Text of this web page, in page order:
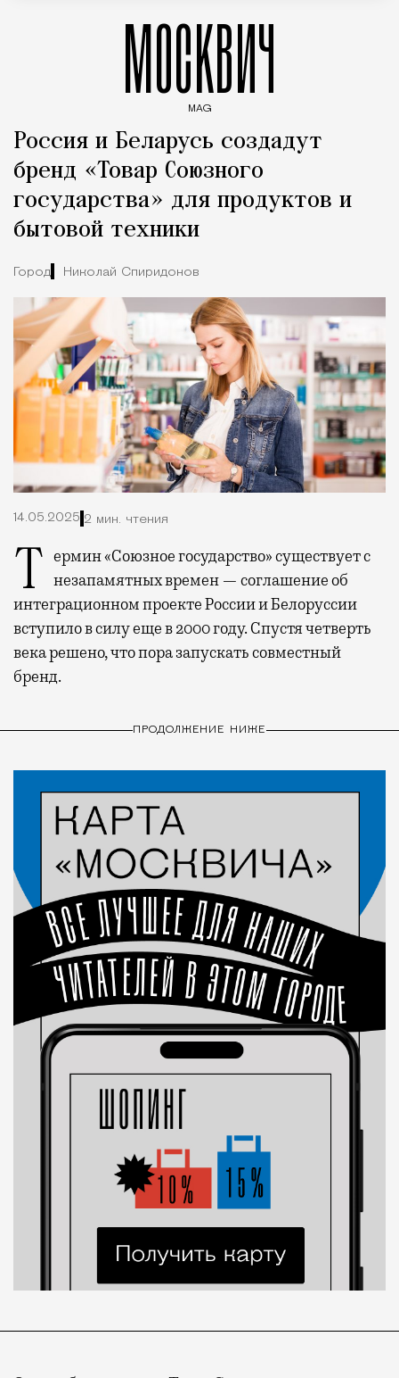
МОСКВИЧ
MAG
Россия и Беларусь создадут
бренд «Товар Союзного
государства» для продуктов и
бытовой техники
Город Николай Спиридонов
14.05.2025 2 мин. чтения
Термин «Союзное государство» существует с незапамятных времен — соглашение об
интеграционном проекте России и Белоруссии
вступило в силу еще в 2000 году. Спустя четверть
века решено, что пора запускать совместный
бренд.
ПРОДОЛЖЕНИЕ НИЖЕ